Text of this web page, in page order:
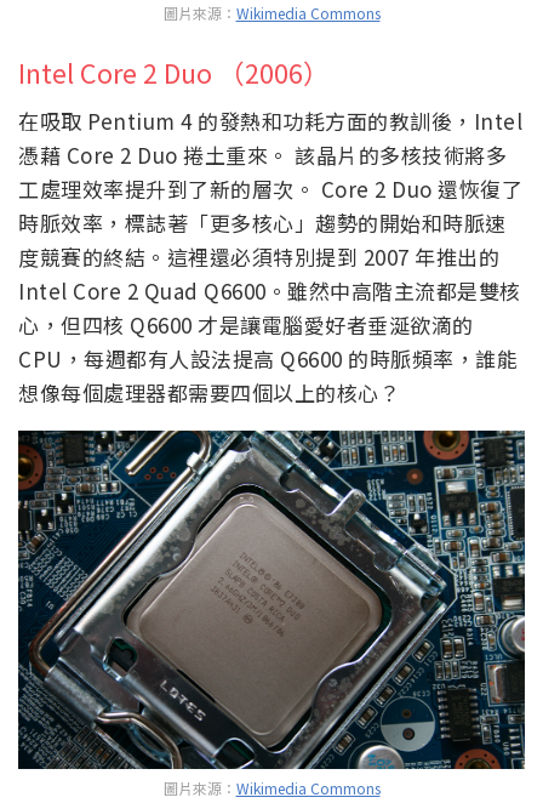
圖片來源： Wikimedia Commons
Intel Core 2 Duo （2006）
在吸取 Pentium 4 的發熱和功耗方面的教訓後，Intel
憑藉 Core 2 Duo 捲土重來。 該晶片的多核技術將多
工處理效率提升到了新的層次。 Core 2 Duo 還恢復了
時脈效率，標誌著「更多核心」趨勢的開始和時脈速
度競賽的終結。這裡還必須特別提到 2007 年推出的
Intel Core 2 Quad Q6600。雖然中高階主流都是雙核
心，但四核 Q6600 才是讓電腦愛好者垂涎欲滴的
CPU，每週都有人設法提高 Q6600 的時脈頻率，誰能
想像每個處理器都需要四個以上的核心？
圖片來源： Wikimedia Commons